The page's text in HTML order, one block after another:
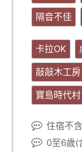
隔音不佳
卡拉OK
敲敲木工房
寶島時代村
住宿不
0至6歲(